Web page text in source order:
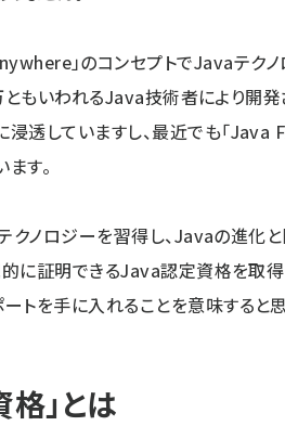
」のコンセプトでJavaテク
ともいわれるJava技術者により開
透していますし、最近でも「Java
す。
ノロジーを習得し、Javaの進化
に証明できるJava認定資格を取得
トを手に入れることを意味すると思
」とは